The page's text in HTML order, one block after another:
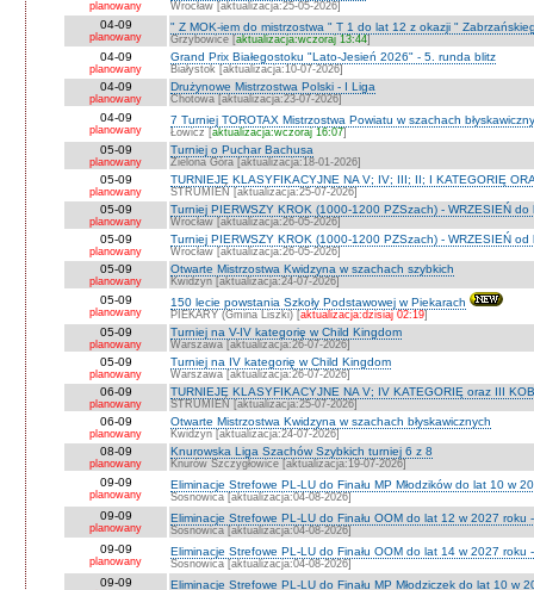
planowany Wrocław [aktualizacja:25-05-2026]
04-09
planowany
" Z MOK-iem do mistrzostwa " T 1 do lat 12 z okazji "
Grzybowice [aktualizacja:wczoraj 13:44]
04-09
planowany
Grand Prix Białegostoku "Lato-Jesień 2026" - 5. runda blitz
Białystok [aktualizacja:10-07-2026]
04-09
planowany
Drużynowe Mistrzostwa Polski - I Liga
Chotowa [aktualizacja:23-07-2026]
04-09
planowany
7 Turniej TOROTAX Mistrzostwa Powiatu w szachach
Łowicz [aktualizacja:wczoraj 16:07]
05-09
planowany
Turniej o Puchar Bachusa
Zielona Góra [aktualizacja:18-01-2026]
05-09
planowany
TURNIEJE KLASYFIKACYJNE NA V; IV; III; II; I KATEGORIĘ
STRUMIEŃ [aktualizacja:25-07-2026]
05-09
planowany
Turniej PIERWSZY KROK (1000-1200 PZSzach) - WRZESIEŃ do
Wrocław [aktualizacja:26-05-2026]
05-09
planowany
Turniej PIERWSZY KROK (1000-1200 PZSzach) - WRZESIEŃ od
Wrocław [aktualizacja:26-05-2026]
05-09
planowany
Otwarte Mistrzostwa Kwidzyna w szachach szybkich
Kwidzyn [aktualizacja:24-07-2026]
05-09
planowany
150 lecie powstania Szkoły Podstawowej w Piekarach
PIEKARY (Gmina Liszki) [aktualizacja:dzisiaj 02:19]
05-09
planowany
Turniej na V-IV kategorię w Child Kingdom
Warszawa [aktualizacja:26-07-2026]
05-09
planowany
Turniej na IV kategorię w Child Kingdom
Warszawa [aktualizacja:26-07-2026]
06-09
planowany
TURNIEJE KLASYFIKACYJNE NA V; IV KATEGORIĘ oraz III
STRUMIEŃ [aktualizacja:25-07-2026]
06-09
planowany
Otwarte Mistrzostwa Kwidzyna w szachach błyskawicznych
Kwidzyn [aktualizacja:24-07-2026]
08-09
planowany
Knurowska Liga Szachów Szybkich turniej 6 z 8
Knurów Szczygłowice [aktualizacja:19-07-2026]
09-09
planowany
Eliminacje Strefowe PL-LU do Finału MP Młodzików do lat 10 w
Sosnowica [aktualizacja:04-08-2026]
09-09
planowany
Eliminacje Strefowe PL-LU do Finału OOM do lat 12 w 2027 roku
Sosnowica [aktualizacja:04-08-2026]
09-09
planowany
Eliminacje Strefowe PL-LU do Finału OOM do lat 14 w 2027 roku
Sosnowica [aktualizacja:04-08-2026]
09-09 Eliminacje Strefowe PL-LU do Finału MP Młodziczek do lat 10 w